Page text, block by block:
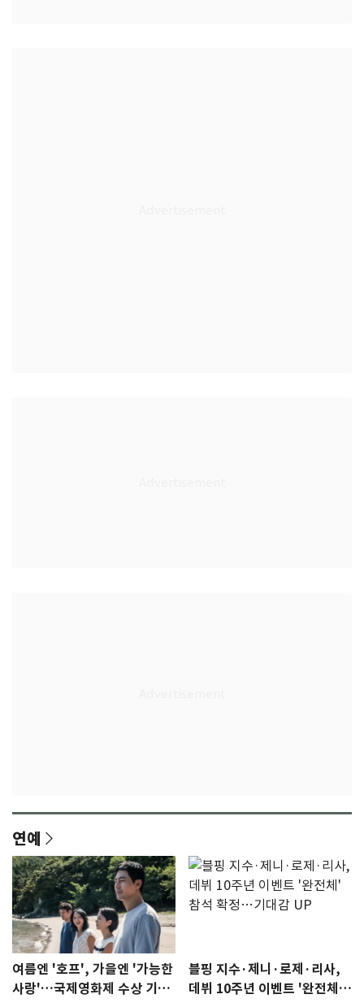
연예
여름엔 '호프', 가을엔 '가능한
사랑'…국제영화제 수상 기대
블핑 지수·제니·로제·리사,
데뷔 10주년 이벤트 '완전체'